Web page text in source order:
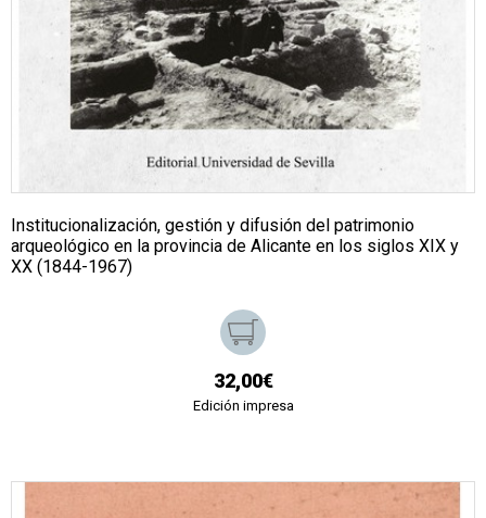
Institucionalización, gestión y difusión del patrimonio
arqueológico en la provincia de Alicante en los siglos XIX y
XX (1844-1967)
32,00€
Edición impresa